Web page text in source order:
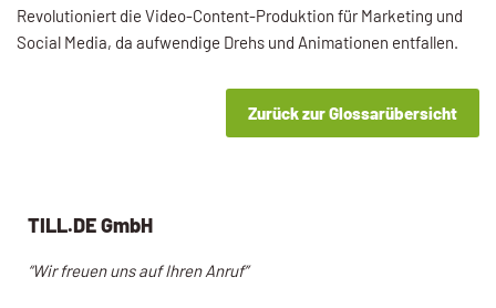
Revolutioniert die Video-Content-Produktion für Marketing und
Social Media, da aufwendige Drehs und Animationen entfallen.
Zurück zur Glossarübersicht
TILL.DE GmbH
“Wir freuen uns auf Ihren Anruf”